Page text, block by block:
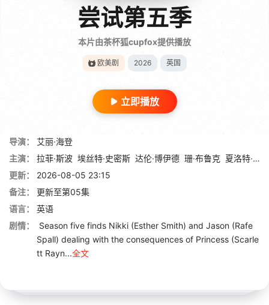
尝试第五季
本片由茶杯狐cupfox提供播放
欧美剧 2026 英国
立即播放
导演：
艾丽·海登
主演：
拉菲·斯波 埃丝特·史密斯 达伦·博伊德 珊·布鲁克 夏洛特·莱利
更新：
2026-08-05 23:15
备注：
更新至第05集
语言：
英语
剧情：
Season five finds Nikki (Esther Smith) and Jason (Rafe
Spall) dealing with the consequences of Princess (Scarle
tt Rayn...全文